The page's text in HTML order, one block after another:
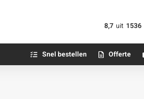
8,7 uit 1536
Snel bestellen Offerte